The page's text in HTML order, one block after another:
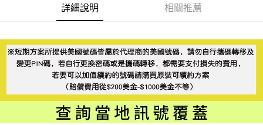
上海商業儲蓄銀行
台北富邦商業銀行
國泰世華商業銀行
匯豐（台灣）商業銀行
華泰商業銀行
聯邦商業銀行
遠東國際商業銀行
元大商業銀行
永豐商業銀行
星展（台灣）商業銀行
台新國際商業銀行
中國信託商業銀行
台灣樂天信用卡公司
合作金庫商業銀行
第一商業銀行
國泰世華商業銀行
兆豐國際商業銀行
臺灣中小企業銀行
台中商業銀行
匯豐（台灣）商業銀行
華泰商業銀行
聯邦商業銀行
遠東國際商業銀行
永豐商業銀行
玉山商業銀行
星展（台灣）商業銀行
台新國際商業銀行
中國信託商業銀行
悠遊付
運送方式
便利帶 2~3工作天(國定假日無配送)
詳細說明 相關推薦